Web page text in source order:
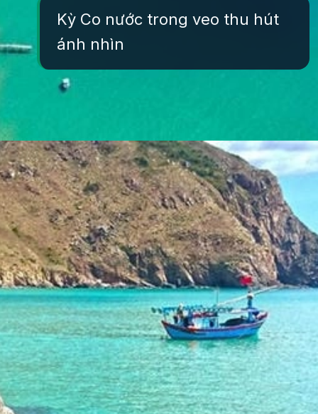
Kỳ Co nước trong veo thu hút
ánh nhìn
Đang mởhttps://yeukhoahoc.edu.vn/bai-bien-ky-co